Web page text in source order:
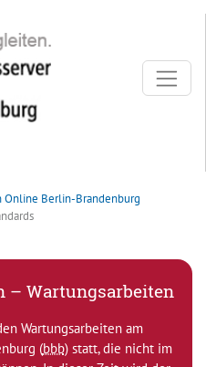
Online Berlin-Brandenburg
– Wartungsarbeiten
Wartungsarbeiten am
(bbb) statt, die nicht im